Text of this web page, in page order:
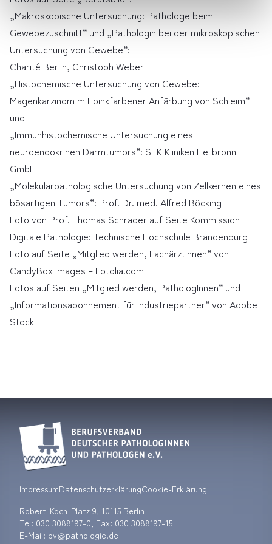
Makroskopische Untersuchung: Pathologe beim
Gewebezuschnitt und Pathologin bei der mikroskopischen
Untersuchung von Gewebe :
Charité Berlin, Christoph Weber
Histochemische Untersuchung von Gewebe:
Magenkarzinom mit pinkfarbener Anfärbung von Schleim
und
Immunhistochemische Untersuchung eines
neuroendokrinen Darmtumors : SLK Kliniken Heilbronn
GmbH
Molekularpathologische Untersuchung von Zellkernen eines
bösartigen Tumors : Prof. Dr. med. Alfred Böcking
Foto von Prof. Thomas Schrader auf Seite Kommission
Digitale Pathologie: Technische Hochschule Brandenburg
Foto auf Seite Mitglied werden, FachärztInnen von
CandyBox Images – Fotolia.com
Fotos auf Seiten Mitglied werden, PathologInnen und
Informationsabonnement für Industriepartner von Adobe
Stock
ImpressumDatenschutzerklärungCookie-Erklärung
Robert-Koch-Platz 9, 10115 Berlin
Tel: 030 3088197-0, Fax: 030 3088197-15
E-Mail: bv
pathologie.de